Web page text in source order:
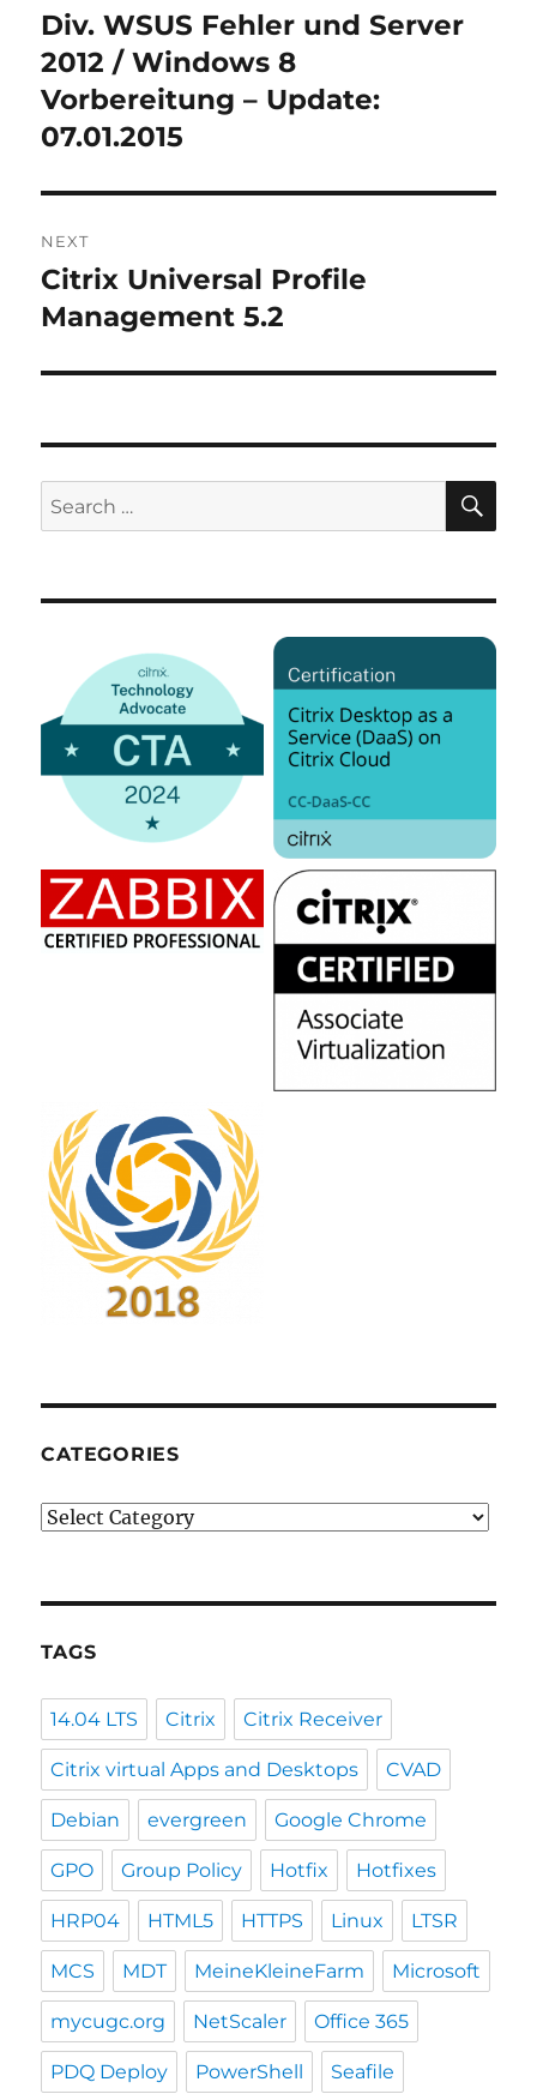
navigation
Previous
post:
Div. WSUS Fehler und Server
2012 / Windows 8
Vorbereitung – Update:
07.01.2015
NEXT
Next
post:
Citrix Universal Profile
Management 5.2
Search
for:
CATEGORIES
Categories
TAGS
14.04 LTS Citrix Citrix Receiver
Citrix virtual Apps and Desktops CVAD
Debian evergreen Google Chrome
GPO Group Policy Hotfix Hotfixes
HRP04 HTML5 HTTPS Linux LTSR
MCS MDT MeineKleineFarm Microsoft
mycugc.org NetScaler Office 365
PDQ Deploy PowerShell Seafile